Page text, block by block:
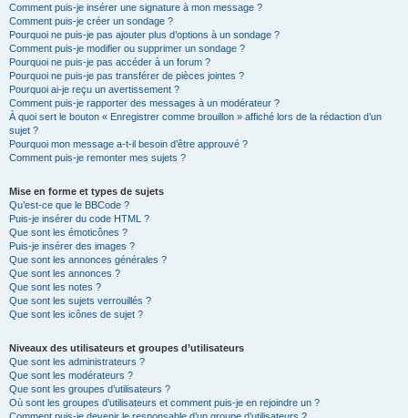
Comment puis-je insérer une signature à mon message ?
Comment puis-je créer un sondage ?
Pourquoi ne puis-je pas ajouter plus d’options à un sondage ?
Comment puis-je modifier ou supprimer un sondage ?
Pourquoi ne puis-je pas accéder à un forum ?
Pourquoi ne puis-je pas transférer de pièces jointes ?
Pourquoi ai-je reçu un avertissement ?
Comment puis-je rapporter des messages à un modérateur ?
À quoi sert le bouton « Enregistrer comme brouillon » affiché lors de la rédaction d’un
sujet ?
Pourquoi mon message a-t-il besoin d’être approuvé ?
Comment puis-je remonter mes sujets ?
Mise en forme et types de sujets
Qu’est-ce que le BBCode ?
Puis-je insérer du code HTML ?
Que sont les émoticônes ?
Puis-je insérer des images ?
Que sont les annonces générales ?
Que sont les annonces ?
Que sont les notes ?
Que sont les sujets verrouillés ?
Que sont les icônes de sujet ?
Niveaux des utilisateurs et groupes d’utilisateurs
Que sont les administrateurs ?
Que sont les modérateurs ?
Que sont les groupes d’utilisateurs ?
Où sont les groupes d’utilisateurs et comment puis-je en rejoindre un ?